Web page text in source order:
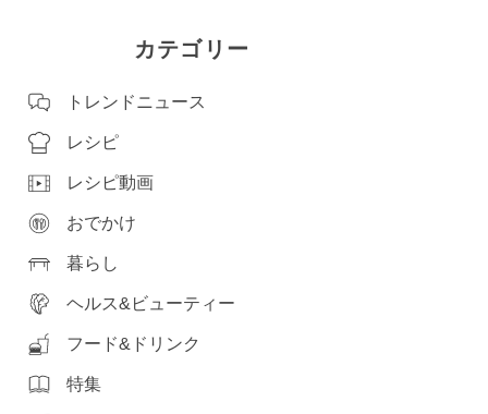
カテゴリー
トレンドニュース
レシピ
レシピ動画
おでかけ
暮らし
ヘルス&ビューティー
フード&ドリンク
特集